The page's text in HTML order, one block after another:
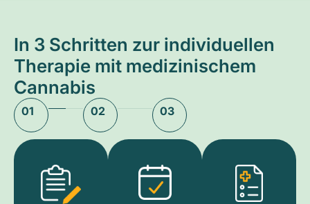
In 3 Schritten zur individuellen
Therapie mit medizinischem
Cannabis
01 02 03